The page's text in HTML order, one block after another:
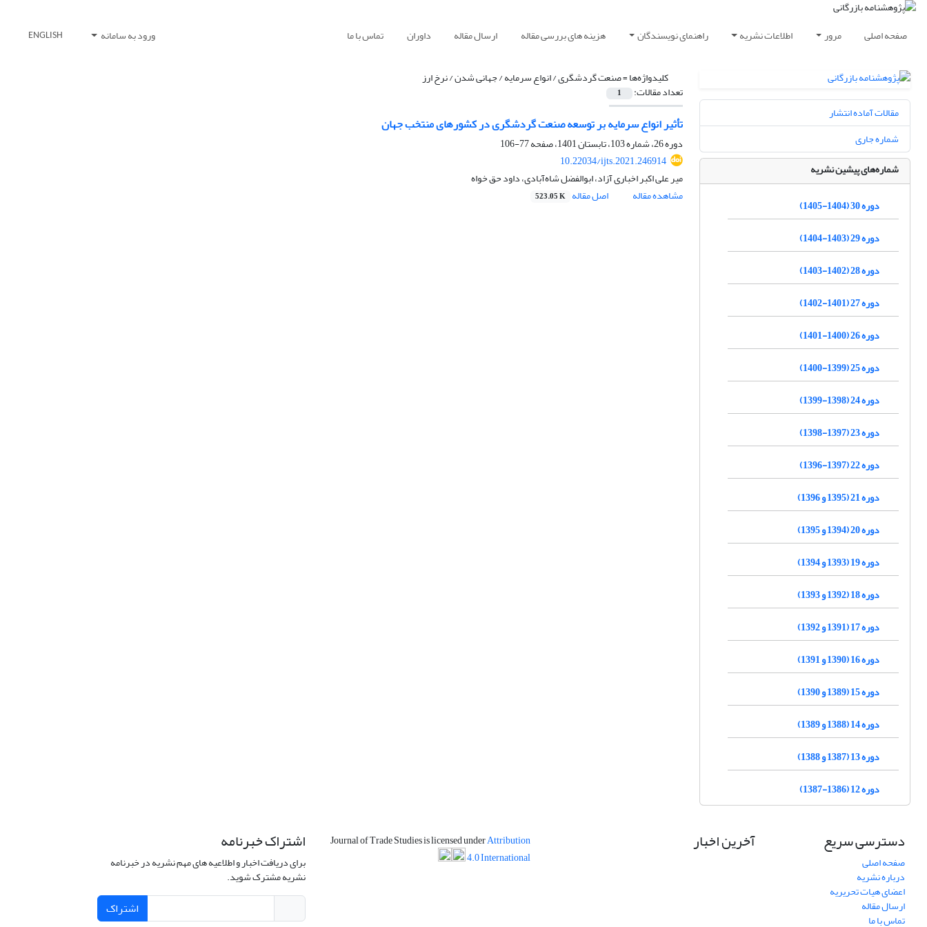
صفحه اصلی مرور اطلاعات نشریه راهنمای نویسندگان هزینه های بررسی مقاله ارسال مقاله داوران تماس با ما ورود به سامانه ENGLISH
کلیدواژه‌ها =صنعت گردشگری / انواع سرمایه / جهانی شدن / نرخ ارز
تعداد مقالات: 1
تأثیر انواع سرمایه بر توسعه صنعت گردشگری در کشورهای منتخب جهان
دوره 26، شماره 103، تابستان 1401، صفحه
77-106
10.22034/ijts.2021.246914
میر علی اکبر اخباری آزاد، ابوالفضل شاه‌آبادی، داود حق خواه
مشاهده مقاله
اصل مقاله 523.05 K
مقالات آماده انتشار
شماره جاری
شماره‌های پیشین نشریه
دوره 30 (1404-1405)
دوره 29 (1403-1404)
دوره 28 (1402-1403)
دوره 27 (1401-1402)
دوره 26 (1400-1401)
دوره 25 (1399-1400)
دوره 24 (1398-1399)
دوره 23 (1397-1398)
دوره 22 (1397-1396)
دوره 21 (1395 و 1396)
دوره 20 (1394 و 1395)
دوره 19 (1393 و 1394)
دوره 18 (1392 و 1393)
دوره 17 (1391 و 1392)
دوره 16 (1390 و 1391)
دوره 15 (1389 و 1390)
دوره 14 (1388 و 1389)
دوره 13 (1387 و 1388)
دوره 12 (1386-1387)
دسترسی سریع
صفحه اصلی
درباره نشریه
اعضای هیات تحریریه
ارسال مقاله
تماس با ما
آخرین اخبار Journal of Trade Studies is licensed underAttribution
4.0 International
اشتراک خبرنامه
برای دریافت اخبار و اطلاعیه های مهم نشریه در خبرنامه
نشریه مشترک شوید.
اشتراک